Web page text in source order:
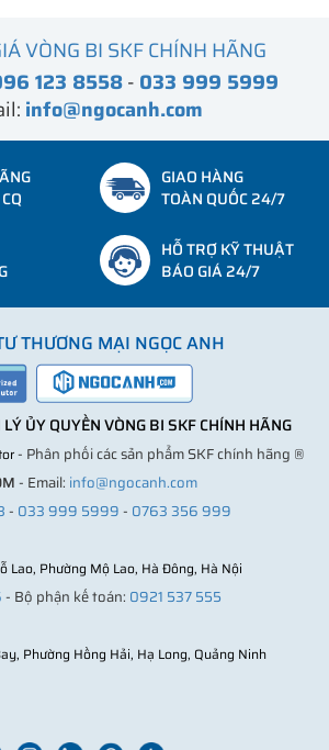
VÒNG BI SKF CHÍNH HÃNG
123 8558- 033 999 5999
info@ngocanh.com
GIAO HÀNG
TOÀN QUỐC 24/7
HỖ TRỢ KỸ THUẬT
BÁO GIÁ 24/7
THƯƠNG MẠI NGỌC ANH
ỦY QUYỀN VÒNG BI SKF CHÍNH HÃNG
- Phân phối các sản phẩm SKF chính hãng ®
- Email: info@ngocanh.com
- 033 999 5999- 0763 356 999
Lao, Phường Mộ Lao, Hà Đông, Hà Nội
- Bộ phận kế toán: 0921 537 555
Phường Hồng Hải, Hạ Long, Quảng Ninh